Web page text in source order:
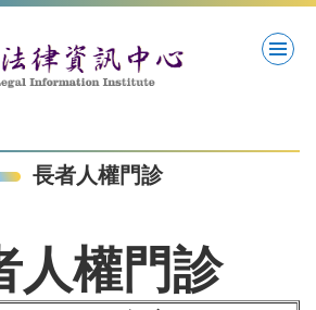
長者人權門診
人權門診